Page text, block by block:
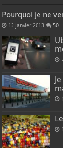
Pourquoi je ne
12 janvier 2013 50